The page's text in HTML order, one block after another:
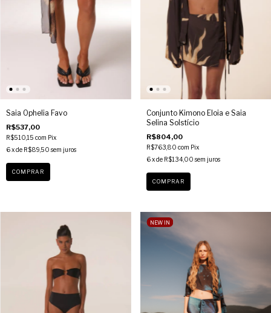
Saia Ophelia Favo
R$537,00
R$510,15 com Pix
6x de R$89,50 sem juros
COMPRAR
Conjunto Kimono Eloia e Saia
Selina Solstício
R$804,00
R$763,80 com Pix
6 x de R$134,00 sem juros
COMPRAR
NEW IN